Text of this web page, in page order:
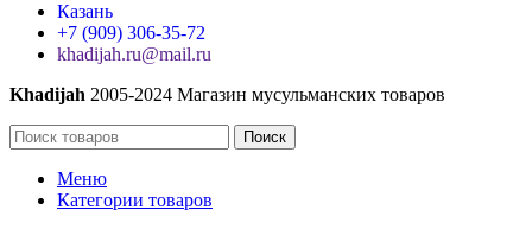
Казань
+7 (909) 306-35-72
khadijah.ru@mail.ru
Khadijah 2005-2024 Магазин мусульманских товаров
Поиск
Меню
Категории товаров